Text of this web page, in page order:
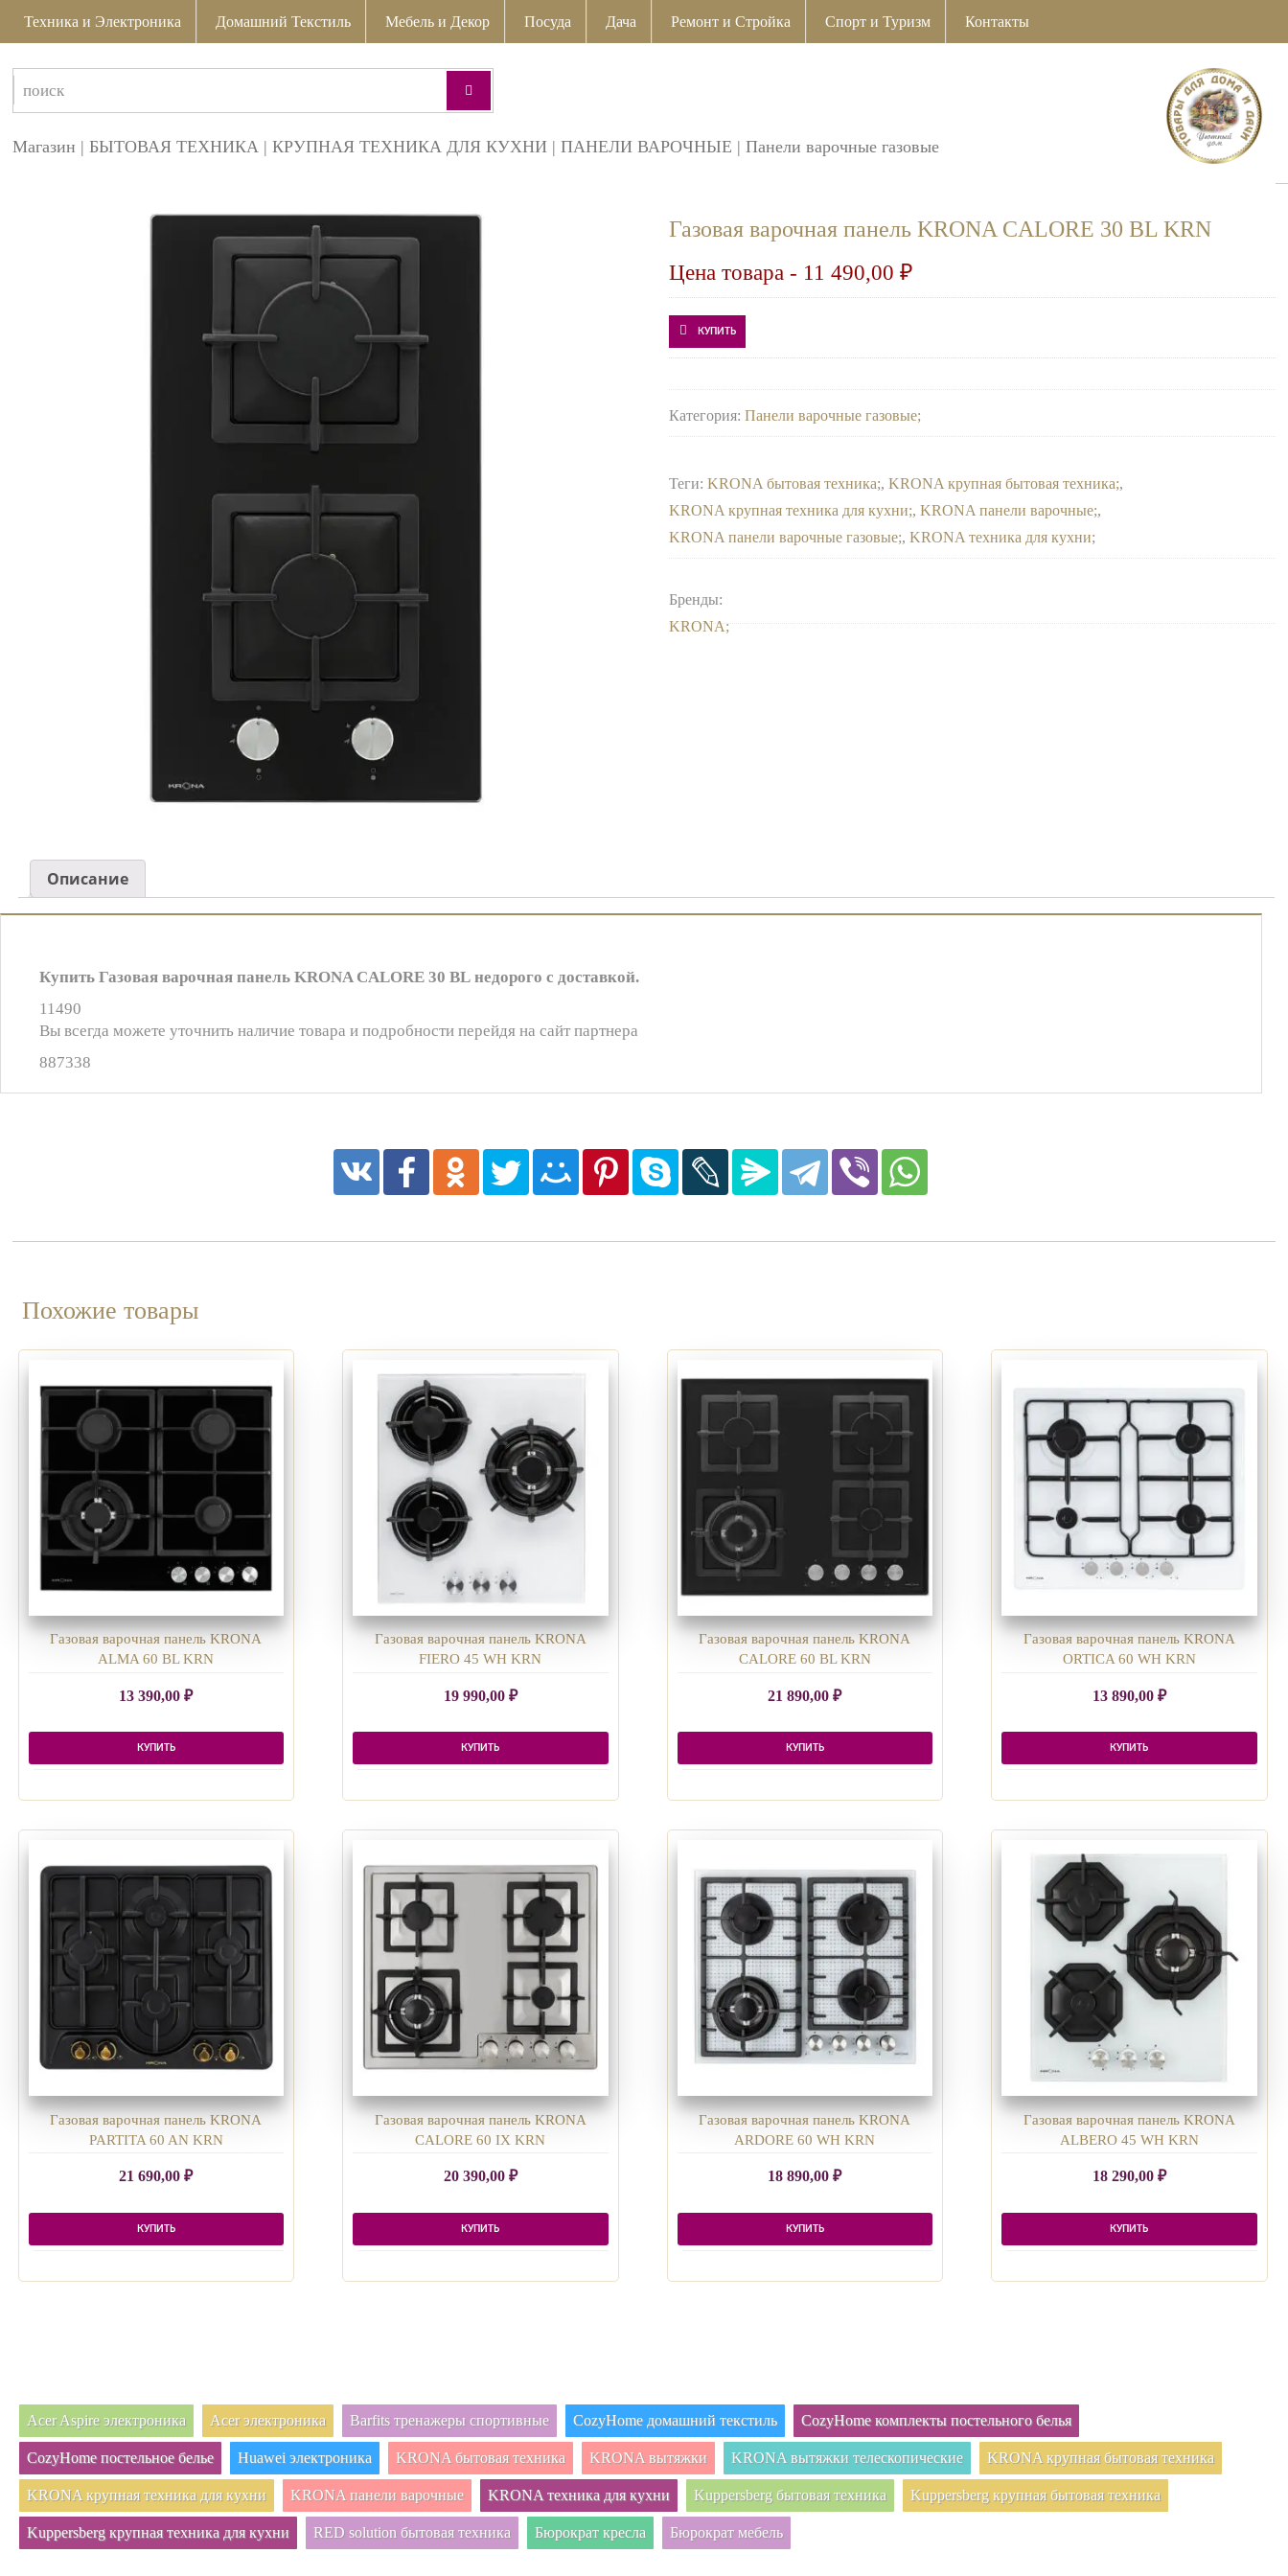
Техника и Электроника Домашний Текстиль Мебель и Декор Посуда Дача Ремонт и Стройка Спорт и Туризм Контакты
Магазин |БЫТОВАЯ ТЕХНИКА |КРУПНАЯ ТЕХНИКА ДЛЯ КУХНИ |ПАНЕЛИ ВАРОЧНЫЕ |Панели варочные газовые
Газовая варочная панель KRONA CALORE 30 BL KRN
Цена товара - 11 490,00₽
КУПИТЬ
Категория:Панели варочные газовые
Теги:KRONA бытовая техника ,KRONA крупная бытовая техника ,
KRONA крупная техника для кухни ,KRONA панели варочные ,
KRONA панели варочные газовые ,KRONA техника для кухни
Бренды:
KRONA
Описание
Купить Газовая варочная панель KRONA CALORE 30 BL недорого с доставкой.
11490
Вы всегда можете уточнить наличие товара и подробности перейдя на сайт партнера
887338
Похожие товары
Газовая варочная панель KRONA
ALMA 60 BL KRN
13 390,00₽
КУПИТЬ
Газовая варочная панель KRONA
FIERO 45 WH KRN
19 990,00 ₽
КУПИТЬ
Газовая варочная панель KRONA
CALORE 60 BL KRN
21 890,00₽
КУПИТЬ
Газовая варочная панель KRONA
ORTICA 60 WH KRN
13 890,00 ₽
КУПИТЬ
Газовая варочная панель KRONA
PARTITA 60 AN KRN
21 690,00₽
КУПИТЬ
Газовая варочная панель KRONA
CALORE 60 IX KRN
20 390,00 ₽
КУПИТЬ
Газовая варочная панель KRONA
ARDORE 60 WH KRN
18 890,00₽
КУПИТЬ
Газовая варочная панель KRONA
ALBERO 45 WH KRN
18 290,00 ₽
КУПИТЬ
Acer Aspire электроника Acer электроника Barfits тренажеры спортивные CozyHome домашний текстиль CozyHome комплекты постельного белья
CozyHome постельное белье Huawei электроника KRONA бытовая техника KRONA вытяжки KRONA вытяжки телескопические KRONA крупная бытовая техника
KRONA крупная техника для кухни KRONA панели варочные KRONA техника для кухни Kuppersberg бытовая техника Kuppersberg крупная бытовая техника
Kuppersberg крупная техника для кухни RED solution бытовая техника Бюрократ кресла Бюрократ мебель